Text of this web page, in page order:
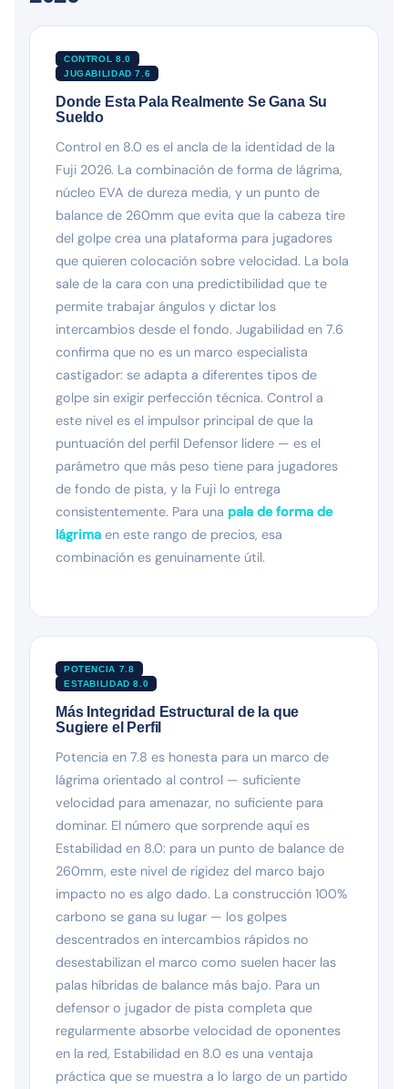
CONTROL 8.0
JUGABILIDAD 7.6
Donde Esta Pala Realmente Se Gana Su
Sueldo
Control en 8.0 es el ancla de la identidad de la
Fuji 2026. La combinación de forma de lágrima,
núcleo EVA de dureza media, y un punto de
balance de 260mm que evita que la cabeza tire
del golpe crea una plataforma para jugadores
que quieren colocación sobre velocidad. La bola
sale de la cara con una predictibilidad que te
permite trabajar ángulos y dictar los
intercambios desde el fondo. Jugabilidad en 7.6
confirma que no es un marco especialista
castigador: se adapta a diferentes tipos de
golpe sin exigir perfección técnica. Control a
este nivel es el impulsor principal de que la
puntuación del perfil Defensor lidere — es el
parámetro que más peso tiene para jugadores
de fondo de pista, y la Fuji lo entrega
consistentemente. Para una pala de forma de
lágrima en este rango de precios, esa
combinación es genuinamente útil.
POTENCIA 7.8
ESTABILIDAD 8.0
Más Integridad Estructural de la que
Sugiere el Perfil
Potencia en 7.8 es honesta para un marco de
lágrima orientado al control — suficiente
velocidad para amenazar, no suficiente para
dominar. El número que sorprende aquí es
Estabilidad en 8.0: para un punto de balance de
260mm, este nivel de rigidez del marco bajo
impacto no es algo dado. La construcción 100%
carbono se gana su lugar — los golpes
descentrados en intercambios rápidos no
desestabilizan el marco como suelen hacer las
palas híbridas de balance más bajo. Para un
defensor o jugador de pista completa que
regularmente absorbe velocidad de oponentes
en la red, Estabilidad en 8.0 es una ventaja
práctica que se muestra a lo largo de un partido